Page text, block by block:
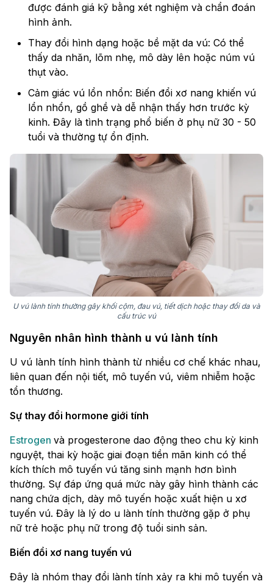
được đánh giá kỹ bằng xét nghiệm và chẩn đoán
hình ảnh.
Thay đổi hình dạng hoặc bề mặt da vú: Có thể
thấy da nhăn, lõm nhẹ, mô dày lên hoặc núm vú
thụt vào.
Cảm giác vú lổn nhổn: Biến đổi xơ nang khiến vú
lổn nhổn, gồ ghề và dễ nhận thấy hơn trước kỳ
kinh. Đây là tình trạng phổ biến ở phụ nữ 30 - 50
tuổi và thường tự ổn định.
U vú lành tính thường gây khối cộm, đau vú, tiết dịch hoặc thay đổi da và
cấu trúc vú
Nguyên nhân hình thành u vú lành tính
U vú lành tính hình thành từ nhiều cơ chế khác nhau,
liên quan đến nội tiết, mô tuyến vú, viêm nhiễm hoặc
tổn thương.
Sự thay đổi hormone giới tính
Estrogen và progesterone dao động theo chu kỳ kinh
nguyệt, thai kỳ hoặc giai đoạn tiền mãn kinh có thể
kích thích mô tuyến vú tăng sinh mạnh hơn bình
thường. Sự đáp ứng quá mức này gây hình thành các
nang chứa dịch, dày mô tuyến hoặc xuất hiện u xơ
tuyến vú. Đây là lý do u lành tính thường gặp ở phụ
nữ trẻ hoặc phụ nữ trong độ tuổi sinh sản.
Biến đổi xơ nang tuyến vú
Đây là nhóm thay đổi lành tính xảy ra khi mô tuyến và